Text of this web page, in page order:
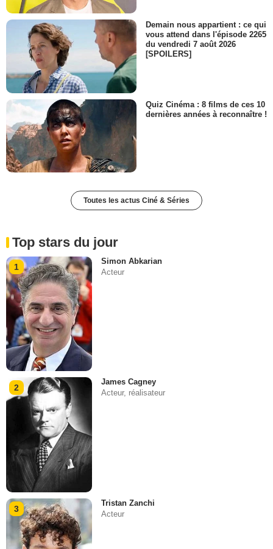
Demain nous appartient : ce qui
vous attend dans l'épisode 2265
du vendredi 7 août 2026
[SPOILERS]
Quiz Cinéma : 8 films de ces 10
dernières années à reconnaître !
Toutes les actus Ciné & Séries
Top stars du jour
1
Simon Abkarian
Acteur
2
James Cagney
Acteur, réalisateur
3
Tristan Zanchi
Acteur